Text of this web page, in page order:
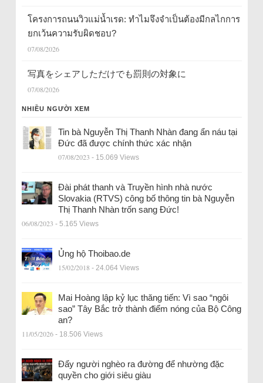
โครงการถนนวิวแม่น้ำเรด: ทำไมจึงจำเป็นต้องมีกลไกการ
ยกเว้นความรับผิดชอบ?
07/08/2026
写真をシェアしただけでも罰則の対象に
07/08/2026
NHIỀU NGƯỜI XEM
Tin bà Nguyễn Thị Thanh Nhàn đang ẩn náu tại
Đức đã được chính thức xác nhận
07/08/2023 - 15.069 Views
Đài phát thanh và Truyền hình nhà nước
Slovakia (RTVS) công bố thông tin bà Nguyễn
Thị Thanh Nhàn trốn sang Đức!
06/08/2023 - 5.165 Views
Ủng hộ Thoibao.de
15/02/2018 - 24.064 Views
Mai Hoàng lập kỷ lục thăng tiến: Vì sao “ngôi
sao” Tây Bắc trở thành điểm nóng của Bộ Công
an?
11/05/2026 - 18.506 Views
Đẩy người nghèo ra đường để nhường đặc
quyền cho giới siêu giàu